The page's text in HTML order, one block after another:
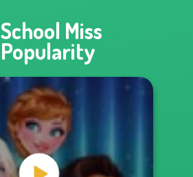
School Miss
Popularity